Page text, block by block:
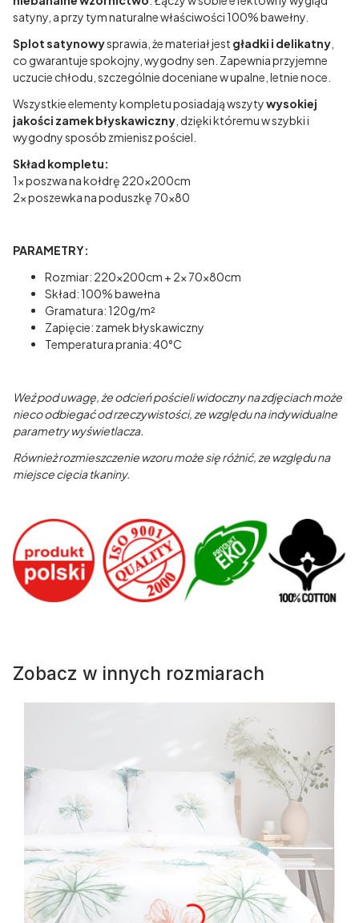
satyny, a przy tym naturalne właściwości 100% bawełny.
Splot satynowysprawia, że materiał jest gładki i delikatny
co gwarantuje spokojny, wygodny sen. Zapewnia przyjemne
uczucie chłodu, szczególnie doceniane w upalne, letnie noce.
Wszystkie elementy kompletu posiadają wszytywysokiej
jakości zamek błyskawiczny , dzięki któremu w szybki i
wygodny sposób zmienisz pościel.
Skład kompletu:
1x poszwa na kołdrę 220x200cm
2x poszewka na poduszkę 70x80
PARAMETRY:
Rozmiar: 220x200cm + 2x 70x80cm
Skład: 100% bawełna
Gramatura: 120g/m²
Zapięcie: zamek błyskawiczny
Temperatura prania: 40°C
Weź pod uwagę, że odcień pościeli widoczny na zdjęciach może
nieco odbiegać od rzeczywistości, ze względu na indywidualne
parametry wyświetlacza.
Również rozmieszczenie wzoru może się różnić, ze względu na
miejsce cięcia tkaniny.
Zobacz w innych rozmiarach